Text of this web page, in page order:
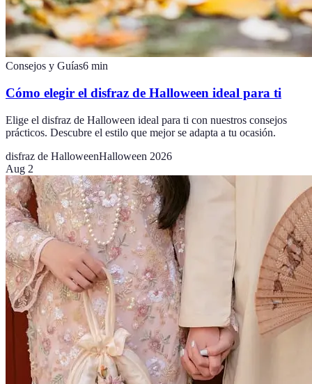
Consejos y Guías6 min
Cómo elegir el disfraz de Halloween ideal para ti
Elige el disfraz de Halloween ideal para ti con nuestros consejos
prácticos. Descubre el estilo que mejor se adapta a tu ocasión.
disfraz de HalloweenHalloween 2026
Aug 2